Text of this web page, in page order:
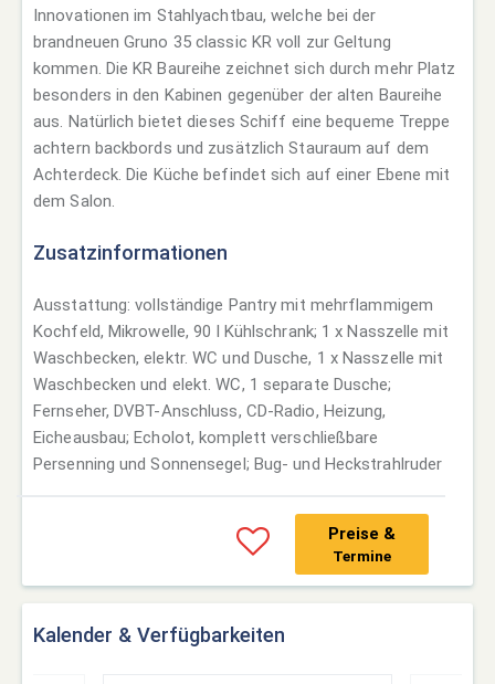
Innovationen im Stahlyachtbau, welche bei der
brandneuen Gruno 35 classic KR voll zur Geltung
kommen. Die KR Baureihe zeichnet sich durch mehr Platz
besonders in den Kabinen gegenüber der alten Baureihe
aus. Natürlich bietet dieses Schiff eine bequeme Treppe
achtern backbords und zusätzlich Stauraum auf dem
Achterdeck. Die Küche befindet sich auf einer Ebene mit
dem Salon.
Zusatzinformationen
Ausstattung: vollständige Pantry mit mehrflammigem
Kochfeld, Mikrowelle, 90 l Kühlschrank; 1 x Nasszelle mit
Waschbecken, elektr. WC und Dusche, 1 x Nasszelle mit
Waschbecken und elekt. WC, 1 separate Dusche;
Fernseher, DVBT-Anschluss, CD-Radio, Heizung,
Eicheausbau; Echolot, komplett verschließbare
Persenning und Sonnensegel; Bug- und Heckstrahlruder
Preise &
Termine
Kalender & Verfügbarkeiten